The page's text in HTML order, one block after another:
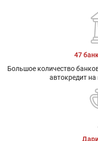
47
Большое количество
автокредит